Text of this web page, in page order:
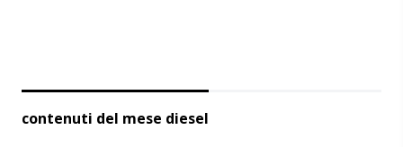
contenuti del mese diesel